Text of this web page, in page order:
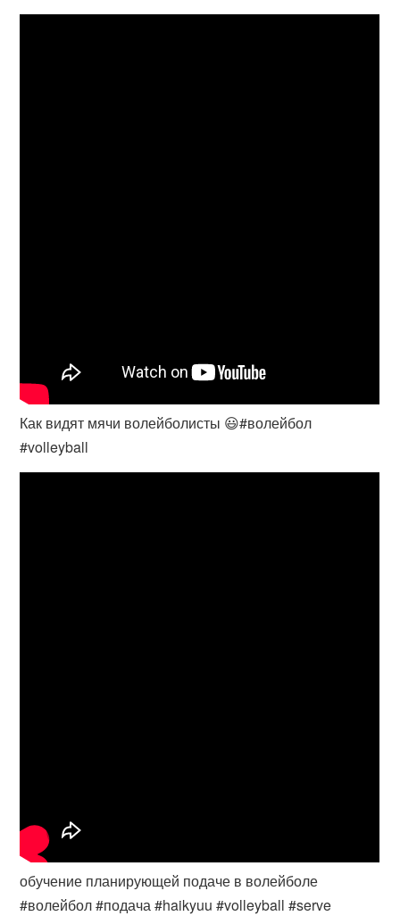
Как видят мячи волейболисты 😃#волейбол
#volleyball
обучение планирующей подаче в волейболе
#волейбол #подача #haikyuu #volleyball #serve